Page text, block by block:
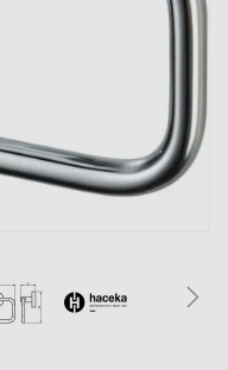
dat een
het